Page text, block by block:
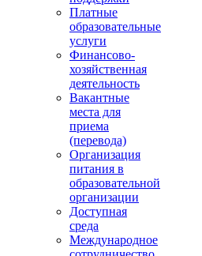
Платные
образовательные
услуги
Финансово-
хозяйственная
деятельность
Вакантные
места для
приема
(перевода)
Организация
питания в
образовательной
организации
Доступная
среда
Международное